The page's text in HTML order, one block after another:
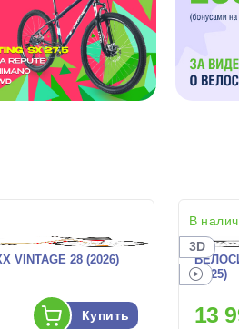
VINTAGE 28 (2026)
Купить
В
3D
(2025)
13